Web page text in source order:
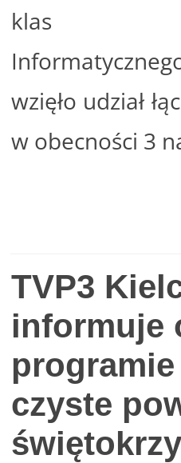
klas
wzięło udział
w obecności 3
TVP3
informuje
programie
czyste